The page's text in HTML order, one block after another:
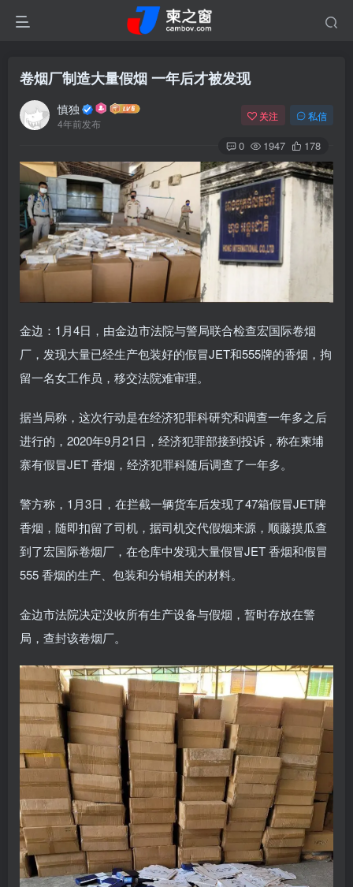
卷烟厂制造大量假烟 一年后才被发现
慎独
4年前发布
关注 私信
0 1947 178
金边：1月4日，由金边市法院与警局联合检查宏国际卷烟
厂，发现大量已经生产包装好的假冒JET和555牌的香烟，拘
留一名女工作员，移交法院难审理。
据当局称，这次行动是在经济犯罪科研究和调查一年多之后
进行的，2020年9月21日，经济犯罪部接到投诉，称在柬埔
寨有假冒JET 香烟，经济犯罪科随后调查了一年多。
警方称，1月3日，在拦截一辆货车后发现了47箱假冒JET牌
香烟，随即扣留了司机，据司机交代假烟来源，顺藤摸瓜查
到了宏国际卷烟厂，在仓库中发现大量假冒JET 香烟和假冒
555 香烟的生产、包装和分销相关的材料。
金边市法院决定没收所有生产设备与假烟，暂时存放在警
局，查封该卷烟厂。